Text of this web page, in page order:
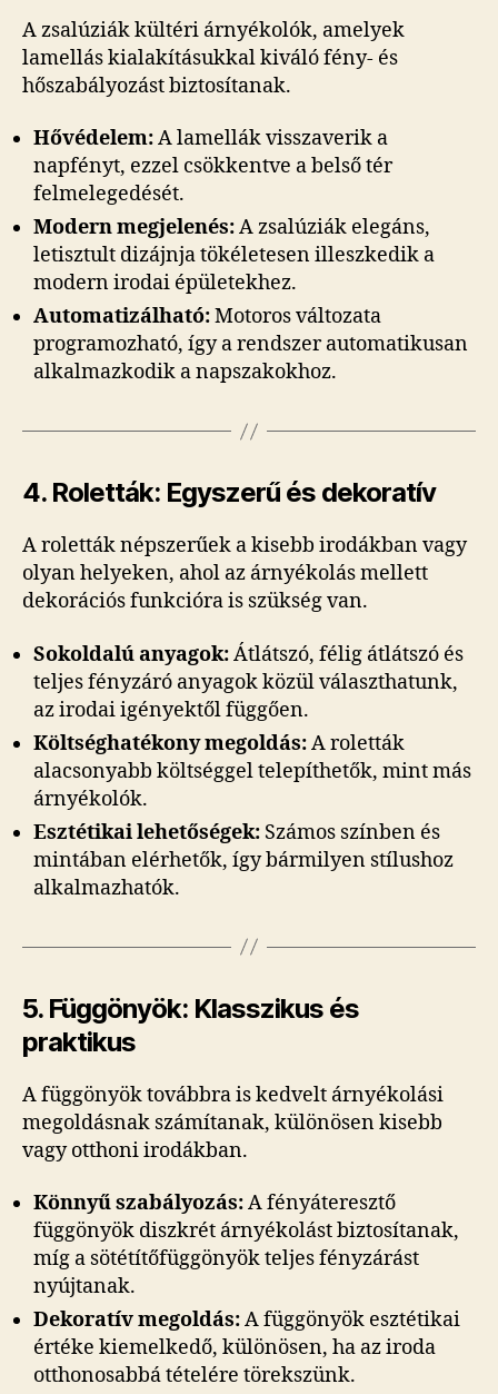
A zsalúziák kültéri árnyékolók, amelyek
lamellás kialakításukkal kiváló fény- és
hőszabályozást biztosítanak.
Hővédelem:A lamellák visszaverik a
napfényt, ezzel csökkentve a belső tér
felmelegedését.
Modern megjelenés:A zsalúziák elegáns,
letisztult dizájnja tökéletesen illeszkedik a
modern irodai épületekhez.
Automatizálható:Motoros változata
programozható, így a rendszer automatikusan
alkalmazkodik a napszakokhoz.
4. Roletták: Egyszerű és dekoratív
A roletták népszerűek a kisebb irodákban vagy
olyan helyeken, ahol az árnyékolás mellett
dekorációs funkcióra is szükség van.
Sokoldalú anyagok:Átlátszó, félig átlátszó és
teljes fényzáró anyagok közül választhatunk,
az irodai igényektől függően.
Költséghatékony megoldás:A roletták
alacsonyabb költséggel telepíthetők, mint más
árnyékolók.
Esztétikai lehetőségek: Számos színben és
mintában elérhetők, így bármilyen stílushoz
alkalmazhatók.
5. Függönyök: Klasszikus és
praktikus
A függönyök továbbra is kedvelt árnyékolási
megoldásnak számítanak, különösen kisebb
vagy otthoni irodákban.
Könnyű szabályozás:A fényáteresztő
függönyök diszkrét árnyékolást biztosítanak,
míg a sötétítőfüggönyök teljes fényzárást
nyújtanak.
Dekoratív megoldás:A függönyök esztétikai
értéke kiemelkedő, különösen, ha az iroda
otthonosabbá tételére törekszünk.